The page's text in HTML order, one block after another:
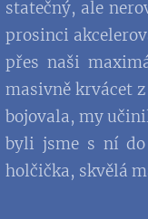
statečný, ale
prosinci
přes naši
masivně krvácet
bojovala, my
byli jsme s ní do
holčička, skvělá